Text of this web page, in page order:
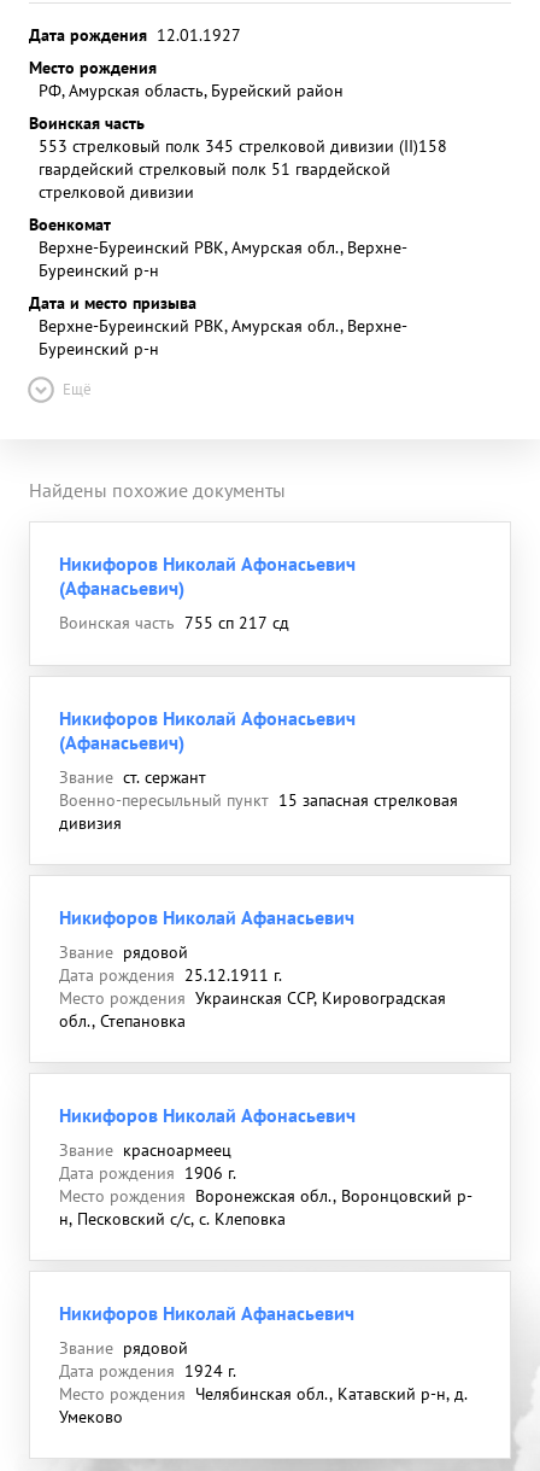
Дата рождения 12.01.1927
Место рождения
РФ, Амурская область, Бурейский район
Воинская часть
553 стрелковый полк 345 стрелковой дивизии (II)158
гвардейский стрелковый полк 51 гвардейской
стрелковой дивизии
Военкомат
Верхне-Буреинский РВК, Амурская обл., Верхне-
Буреинский р-н
Дата и место призыва
Верхне-Буреинский РВК, Амурская обл., Верхне-
Буреинский р-н
Ещё
Найдены похожие документы
Никифоров Николай Афонасьевич
(Афанасьевич)
Воинская часть 755 сп 217 сд
Никифоров Николай Афонасьевич
(Афанасьевич)
Звание ст. сержант
Военно-пересыльный пункт 15 запасная стрелковая
дивизия
Никифоров Николай Афанасьевич
Звание рядовой
Дата рождения 25.12.1911 г.
Место рождения Украинская ССР, Кировоградская
обл., Степановка
Никифоров Николай Афонасьевич
Звание красноармеец
Дата рождения 1906 г.
Место рождения Воронежская обл., Воронцовский р-
н, Песковский с/с, с. Клеповка
Никифоров Николай Афанасьевич
Звание рядовой
Дата рождения 1924 г.
Место рождения Челябинская обл., Катавский р-н, д.
Умеково